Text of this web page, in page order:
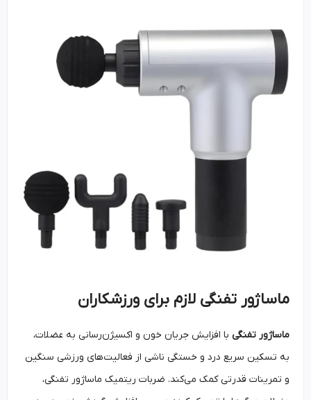
ماساژور تفنگی لازم برای ورزشکاران
ماساژور تفنگیبا افزایش جریان خون و اکسیژن‌رسانی به عضلات،
به تسکین سریع درد و خستگی ناشی از فعالیت‌های ورزشی سنگین
و تمرینات قدرتی کمک می‌کند. ضربات ریتمیک ماساژور تفنگی،